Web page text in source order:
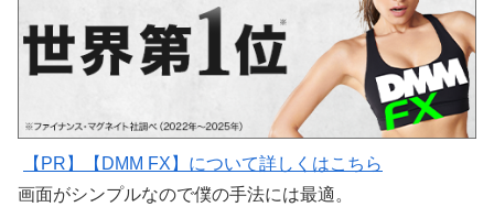
【PR】【DMM FX】について詳しくはこちら
画面がシンプルなので僕の手法には最適。